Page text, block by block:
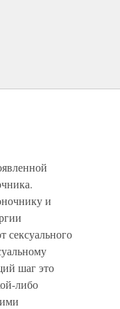
и
сексуального
шаг это
либо